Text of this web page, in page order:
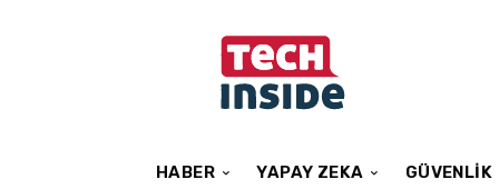
HABER YAPAY ZEKA GÜVENLIK